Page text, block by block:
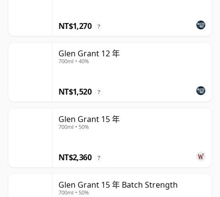
NT$1,270 ?
Glen Grant 12 年
700ml • 40%
NT$1,520 ?
Glen Grant 15 年
700ml • 50%
NT$2,360 ?
Glen Grant 15 年 Batch Strength
700ml • 50%